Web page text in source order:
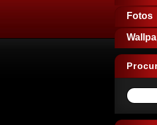
Fotos